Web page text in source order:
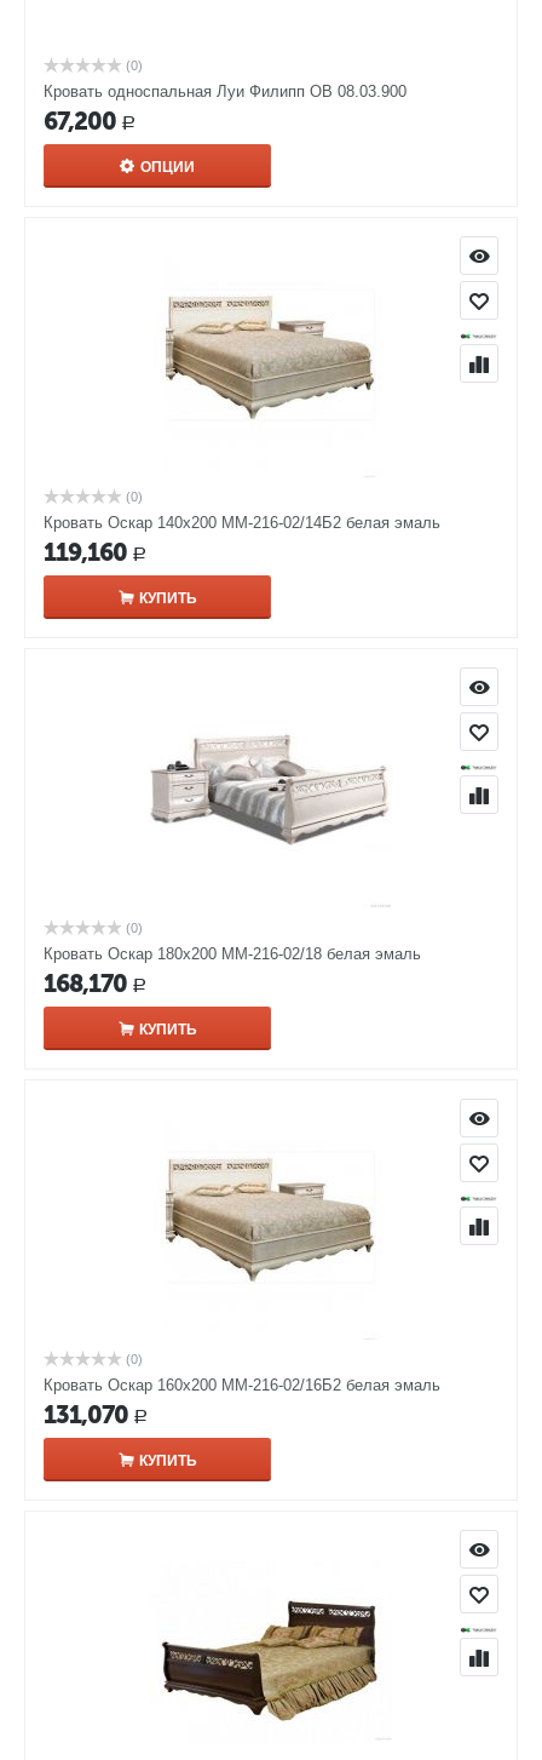
(0)
Кровать односпальная Луи Филипп ОВ 08.03.900
67,200 Р
ОПЦИИ
(0)
Кровать Оскар 140х200 ММ-216-02/14Б2 белая эмаль
119,160 Р
КУПИТЬ
(0)
Кровать Оскар 180х200 ММ-216-02/18 белая эмаль
168,170 Р
КУПИТЬ
(0)
Кровать Оскар 160х200 ММ-216-02/16Б2 белая эмаль
131,070 Р
КУПИТЬ